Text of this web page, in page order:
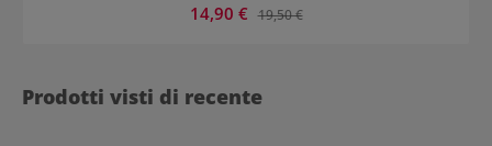
rinforzante e dona volume vivace ai capelli. Lo shampoo non solo
dona volume visibile e percepibile Migliora lucentezza e
maneggevolezza
Prezzo di vendita:
14,90 € Prezzo normale:
19,50 €
Prodotti visti di recente